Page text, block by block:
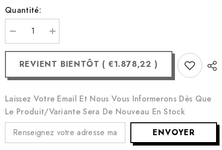
Quantité:
Réduire
la
quantité
Vitrine
haute
L
Augmenter
la
quantité
Vitrine
haute
REVIENT BIENTÔT ( €1.878,22 )
Laissez Votre Email Et Nous Vous Informerons Dès Que
Le Produit/variante Sera De Nouveau En Stock
ENVOYER